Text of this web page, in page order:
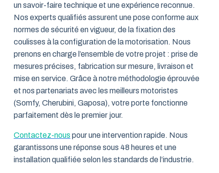
un savoir-faire technique et une expérience reconnue.
Nos experts qualifiés assurent une pose conforme aux
normes de sécurité en vigueur, de la fixation des
coulisses à la configuration de la motorisation. Nous
prenons en charge l’ensemble de votre projet : prise de
mesures précises, fabrication sur mesure, livraison et
mise en service. Grâce à notre méthodologie éprouvée
et nos partenariats avec les meilleurs motoristes
(Somfy, Cherubini, Gaposa), votre porte fonctionne
parfaitement dès le premier jour.
Contactez-nous pour une intervention rapide. Nous
garantissons une réponse sous 48 heures et une
installation qualifiée selon les standards de l’industrie.